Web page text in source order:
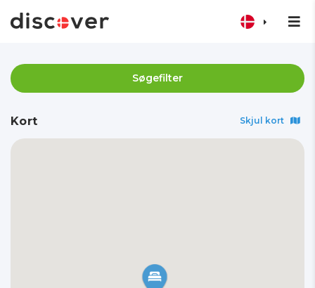
Søgefilter
Kort Skjul kort